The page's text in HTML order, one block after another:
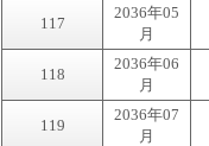
117
2036年05
月
118
2036年06
月
119
2036年07
月